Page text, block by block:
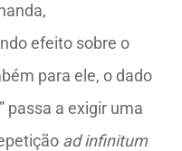
efeito sobre o
para ele, o dado
passa a exigir uma
ad infinitum